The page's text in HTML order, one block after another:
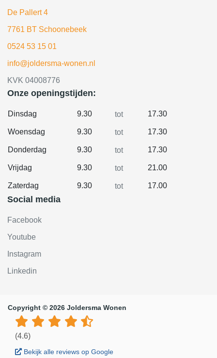
Shop filter
De Pallert 4
7761 BT Schoonebeek
0524 53 15 01
info@joldersma-wonen.nl
KVK 04008776
Onze openingstijden:
Dinsdag 9.30 tot 17.30
Woensdag 9.30 tot 17.30
Donderdag 9.30 tot 17.30
Vrijdag 9.30 tot 21.00
Zaterdag 9.30 tot 17.00
Social media
Facebook
Youtube
Instagram
Linkedin
Copyright © 2026 Joldersma Wonen
(4.6)
Bekijk alle reviews op Google